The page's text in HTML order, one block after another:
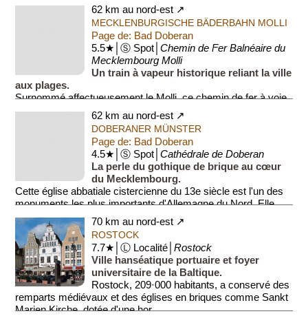
62 km au nord-est ↗
MECKLENBURGISCHE BÄDERBAHN MOLLI
Page de: Bad Doberan
5.5★│Ⓢ Spot│Chemin de Fer Balnéaire du
Mecklembourg Molli
Un train à vapeur historique reliant la ville
aux plages.
Surnommé affectueusement le Molli, ce chemin de fer à voie
étroite circule depuis 1886. Sa locomotive à vapeur traverse
le centre-ville, fr...
62 km au nord-est ↗
DOBERANER MÜNSTER
Page de: Bad Doberan
4.5★│Ⓢ Spot│Cathédrale de Doberan
La perle du gothique de brique au cœur
du Mecklembourg.
Cette église abbatiale cistercienne du 13e siècle est l'un des
monuments les plus importants d'Allemagne du Nord. Elle
abrite un mobilier méd...70 km au nord-est ↗
ROSTOCK
7.7★│Ⓛ Localité│Rostock
Ville hanséatique portuaire et foyer
universitaire de la Baltique.
Rostock, 209·000 habitants, a conservé des
remparts médiévaux et des églises en briques comme Sankt
Marien Kirche, dotée d'une hor...